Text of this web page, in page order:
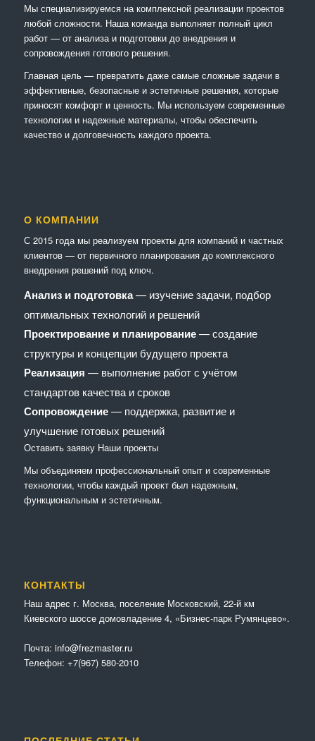
Мы специализируемся на комплексной реализации проектов
любой сложности. Наша команда выполняет полный цикл
работ — от анализа и подготовки до внедрения и
сопровождения готового решения.
Главная цель — превратить даже самые сложные задачи в
эффективные, безопасные и эстетичные решения, которые
приносят комфорт и ценность. Мы используем современные
технологии и надежные материалы, чтобы обеспечить
качество и долговечность каждого проекта.
О КОМПАНИИ
С 2015 года мы реализуем проекты для компаний и частных
клиентов — от первичного планирования до комплексного
внедрения решений под ключ.
Анализ и подготовка— изучение задачи, подбор
оптимальных технологий и решений
Проектирование и планирование— создание
структуры и концепции будущего проекта
Реализация — выполнение работ с учётом
стандартов качества и сроков
Сопровождение— поддержка, развитие и
улучшение готовых решений
Оставить заявку Наши проекты
Мы объединяем профессиональный опыт и современные
технологии, чтобы каждый проект был надежным,
функциональным и эстетичным.
КОНТАКТЫ
Наш адрес г. Москва, поселение Московский, 22-й км
Киевского шоссе домовладение 4, «Бизнес-парк Румянцево».
Почта: info@frezmaster.ru
Телефон: +7(967) 580-2010